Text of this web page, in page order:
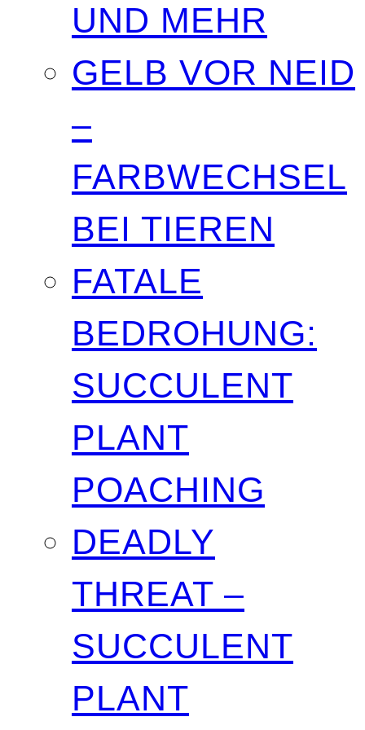
UND MEHR
GELB VOR NEID
–
FARBWECHSEL
BEI TIEREN
FATALE
BEDROHUNG:
SUCCULENT
PLANT
POACHING
DEADLY
THREAT –
SUCCULENT
PLANT